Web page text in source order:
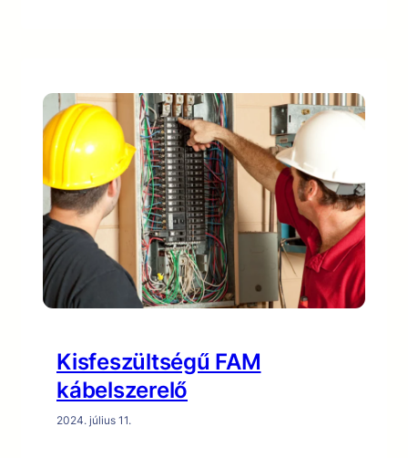
Kisfeszültségű FAM
kábelszerelő
2024. július 11.